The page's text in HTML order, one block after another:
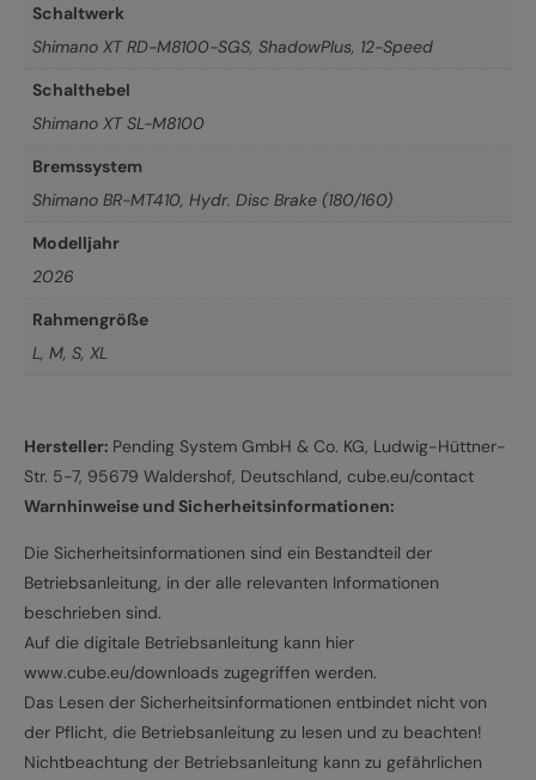
Schaltwerk
Shimano XT RD-M8100-SGS, ShadowPlus, 12-Speed
Schalthebel
Shimano XT SL-M8100
Bremssystem
Shimano BR-MT410, Hydr. Disc Brake (180/160)
Modelljahr
2026
Rahmengröße
L
M S XL
Hersteller: Pending System GmbH & Co. KG, Ludwig-Hüttner-
Str. 5-7, 95679 Waldershof, Deutschland, cube.eu/contact
Warnhinweise und Sicherheitsinformationen:
Die Sicherheitsinformationen sind ein Bestandteil der
Betriebsanleitung, in der alle relevanten Informationen
beschrieben sind.
Auf die digitale Betriebsanleitung kann hier
www.cube.eu/downloads zugegriffen werden.
Das Lesen der Sicherheitsinformationen entbindet nicht von
der Pflicht, die Betriebsanleitung zu lesen und zu beachten!
Nichtbeachtung der Betriebsanleitung kann zu gefährlichen